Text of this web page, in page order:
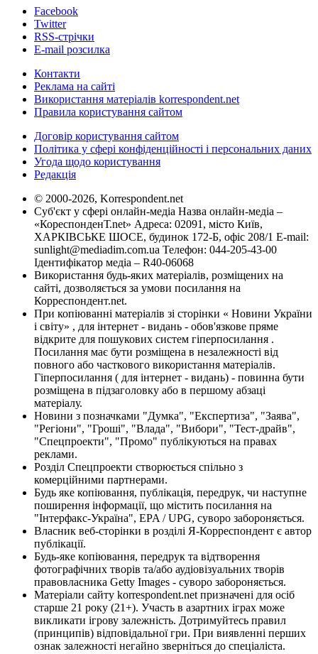
Facebook
Twitter
RSS-стрічки
E-mail розсилка
Контакти
Реклама на сайті
Використання матеріалів korrespondent.net
Правила користування сайтом
Договір користування сайтом
Політика у сфері конфіденційності і персональних даних
Угода щодо користування
Редакція
© 2000-2026, Korrespondent.net
Суб'єкт у сфері онлайн-медіа Назва онлайн-медіа –
«КореспонденТ.net» Адреса: 02091, місто Київ,
ХАРКІВСЬКЕ ШОСЕ, будинок 172-Б, офіс 208/1 E-mail:
sunlight@mediadim.com.ua Телефон: 044-205-43-00
Ідентифікатор медіа – R40-06068
Використання будь-яких матеріалів, розміщених на
сайті, дозволяється за умови посилання на
Корреспондент.net.
При копіюванні матеріалів зі сторінки « Новини України
і світу» , для інтернет - видань - обов'язкове пряме
відкрите для пошукових систем гіперпосилання .
Посилання має бути розміщена в незалежності від
повного або часткового використання матеріалів.
Гіперпосилання ( для інтернет - видань) - повинна бути
розміщена в підзаголовку або в першому абзаці
матеріалу.
Новини з позначками "Думка", "Експертиза", "Заява",
"Регіони", "Гроші", "Влада", "Вибори", "Тест-драйв",
"Спецпроекти", "Промо" публікуються на правах
реклами.
Розділ Спецпроекти створюється спільно з
комерційними партнерами.
Будь яке копіювання, публікація, передрук, чи наступне
поширення інформації, що містить посилання на
"Інтерфакс-Україна", EPA / UPG, суворо забороняється.
Власник веб-сторінки в розділі Я-Корреспондент є автор
публікації.
Будь-яке копіювання, передрук та відтворення
фотографічних творів та/або аудіовізуальних творів
правовласника Getty Images - суворо забороняється.
Матеріали сайту korrespondent.net призначені для осіб
старше 21 року (21+). Участь в азартних іграх може
викликати ігрову залежність. Дотримуйтесь правил
(принципів) відповідальної гри. При виявленні перших
ознак залежності негайно зверніться до спеціаліста.